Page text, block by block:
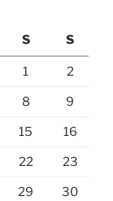
S S
1 2
8 9
15 16
22 23
29 30